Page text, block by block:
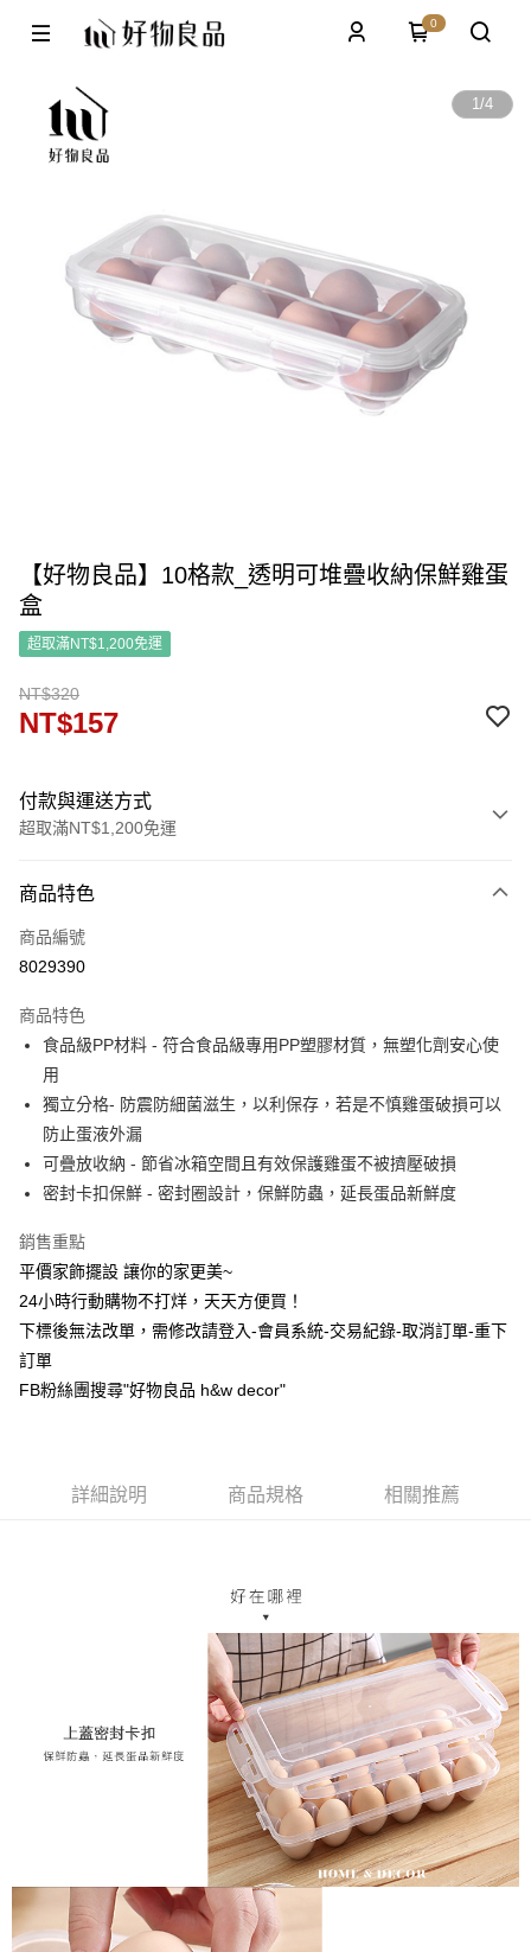
0
1/4
【好物良品】10格款_透明可堆疊收納保鮮雞蛋
盒
超取滿NT$1,200免運
NT$320
NT$157
付款與運送方式
超取滿NT$1,200免運
信用卡一次付款
信用卡分期付款
合作金庫商業銀行
華南商業銀行
彰化商業銀行
上海商業儲蓄銀行
國泰世華商業銀行
兆豐國際商業銀行
臺灣中小企業銀行
匯豐（台灣）商業銀行
華泰商業銀行
聯邦商業銀行
遠東國際商業銀行
元大商業銀行
永豐商業銀行
台新國際商業銀行
台灣樂天信用卡公司
6 期 0 利率 每期
華南商業銀行
上海商業儲蓄銀行
台北富邦商業銀行
國泰世華商業銀行
臺灣中小企業銀行
台中商業銀行
匯豐（台灣）商業銀行
華泰商業銀行
元大商業銀行
玉山商業銀行
台灣樂天信用卡公司
超商取貨付款
LINE Pay
Apple Pay
街口支付
悠遊付
AFTEE先享後付
相關說明
【關於「AFTEE先享後付」】
３．安心：先確認商品／服務後，再付款。
２．訂單成立數日內，您將收到繳費通知簡訊。
３．收到繳費通知簡訊後14天內，點擊此簡訊中的連結，可透過四大超商／
ATM／網路銀行／等多元方式進行付款，方視為交易完成。
※ 請注意：結帳手續完成當下不需立刻繳費，但若您需要取消訂單，請聯絡
購買商品的店家。未經商家同意取消之訂單仍視為有效，需透過AFTEE先享
※ 交易是否成功請以「AFTEE先享後付 」之結帳頁面顯示為準，若有關於
是否繳費成功／繳費後需取消欲退款等相關疑問，請聯繫「AFTEE先享後付
https://netprotections.freshdesk.com/support/home
１．透過由恩沛科技股份有限公司提供之「AFTEE先享後付」服務完成之交
易，需依本服務之必要範圍內提供個人資料，並將交易相關給付款項請求債
權轉讓予恩沛科技股份有限公司。
２．關於個人資料處理事宜，請瀏覽以下網址：
https://aftee.tw/terms/#terms3
３．未成年的使用者請事先徵得法定代理人或監護人之同意方可使用
全家取貨付款，消費滿 $1200 (含以上)免運費
每筆NT$70，滿NT$1,200(含以上)免運費
每筆NT$80，滿NT$1,200(含以上)免運費
商品特色
商品編號
8029390
商品特色
食品級PP材料 - 符合食品級專用PP塑膠材質，無塑化劑安心使
用
獨立分格- 防震防細菌滋生，以利保存，若是不慎雞蛋破損可以
防止蛋液外漏
可疊放收納 - 節省冰箱空間且有效保護雞蛋不被擠壓破損
密封卡扣保鮮 - 密封圈設計，保鮮防蟲，延長蛋品新鮮度
銷售重點
平價家飾擺設 讓你的家更美~
24小時行動購物不打烊，天天方便買！
下標後無法改單，需修改請登入-會員系統-交易紀錄-取消訂單-重下
訂單
FB粉絲團搜尋"好物良品 h&w decor"
詳細說明 商品規格 相關推薦